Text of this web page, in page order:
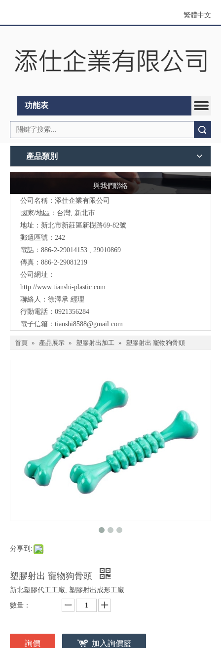
繁體中文
功能表
產品類別
與我們聯絡
公司名稱：添仕企業有限公司
國家/地區：台灣, 新北市
地址： 新北市新莊區新樹路69-82號
郵遞區號：242
電話：886-2-29014153 , 29010869
傳真：886-2-29081219
公司網址：
http://www.tianshi-plastic.com
聯絡人：徐澤承 經理
行動電話：0921356284
電子信箱： tianshi8588@gmail.com
首頁 » 產品展示 » 塑膠射出加工 » 塑膠射出 寵物狗骨頭
分享到:
塑膠射出 寵物狗骨頭
新北塑膠代工工廠, 塑膠射出成形工廠
數量：
詢價 加入詢價籃